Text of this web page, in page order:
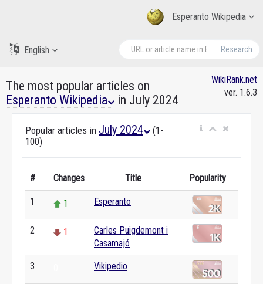
Esperanto Wikipedia
Research
English
The most popular articles on
Esperanto Wikipedia
in July 2024
WikiRank.net
ver. 1.6.3
Popular articles in July 2024
(1-
100)
# Changes Title Popularity
1 1 Esperanto
2 1
Carles Puigdemont i
Casamajó
3 Vikipedio